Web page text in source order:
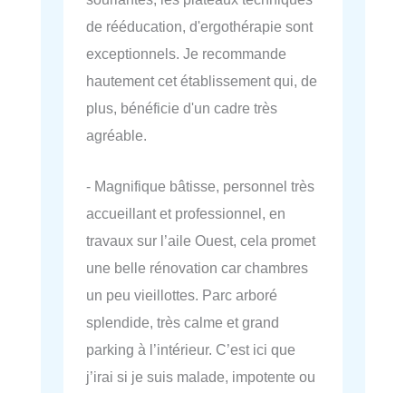
de rééducation, d'ergothérapie sont
exceptionnels. Je recommande
hautement cet établissement qui, de
plus, bénéficie d'un cadre très
agréable.
- Magnifique bâtisse, personnel très
accueillant et professionnel, en
travaux sur l’aile Ouest, cela promet
une belle rénovation car chambres
un peu vieillottes. Parc arboré
splendide, très calme et grand
parking à l’intérieur. C’est ici que
j’irai si je suis malade, impotente ou